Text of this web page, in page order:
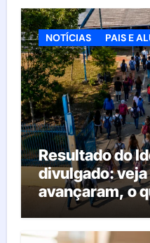
NOTÍCIAS PAIS E
Resultado do
divulgado:
avançaram, o
esperar da